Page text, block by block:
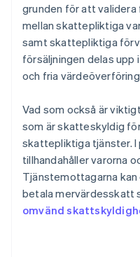
grunden för att validera
mellan skattepliktiga
samt skattepliktiga
försäljningen delas
och fria
Vad som också är
som är skatteskyldig
skattepliktiga tjänster.
tillhandahåller varorna
Tjänstemottagarna
betala mervärdesskatt
omvänd